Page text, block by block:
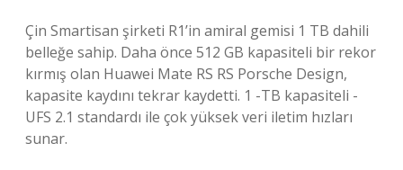
Çin Smartisan şirketi R1’in amiral gemisi 1 TB dahili
belleğe sahip. Daha önce 512 GB kapasiteli bir rekor
kırmış olan Huawei Mate RS RS Porsche Design,
kapasite kaydını tekrar kaydetti. 1 -TB kapasiteli -
UFS 2.1 standardı ile çok yüksek veri iletim hızları
sunar.